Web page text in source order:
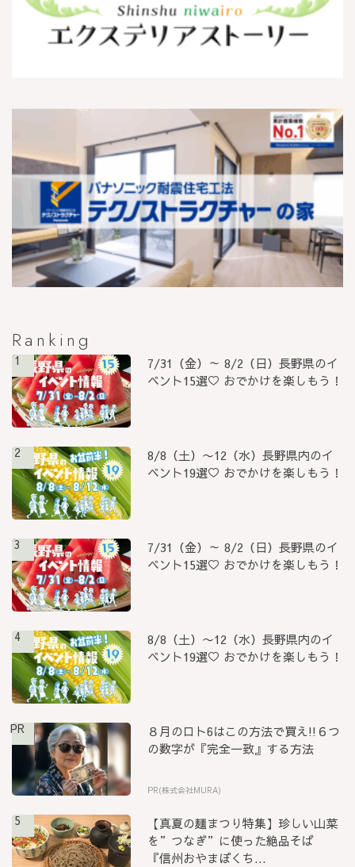
Ranking
1
7/31（金）～ 8/2（日）長野県のイ
ベント15選♡ おでかけを楽しもう！
2
8/8（土）〜12（水）長野県内のイ
ベント19選♡ おでかけを楽しもう！
3
7/31（金）～ 8/2（日）長野県のイ
ベント15選♡ おでかけを楽しもう！
4
8/8（土）〜12（水）長野県内のイ
ベント19選♡ おでかけを楽しもう！
PR
８月のロト6はこの方法で買え!!６つ
の数字が『完全一致』する方法
PR(株式会社MURA)
5
【真夏の麺まつり特集】珍しい山菜
を”つなぎ”に使った絶品そば
『信州おやまぼくち...